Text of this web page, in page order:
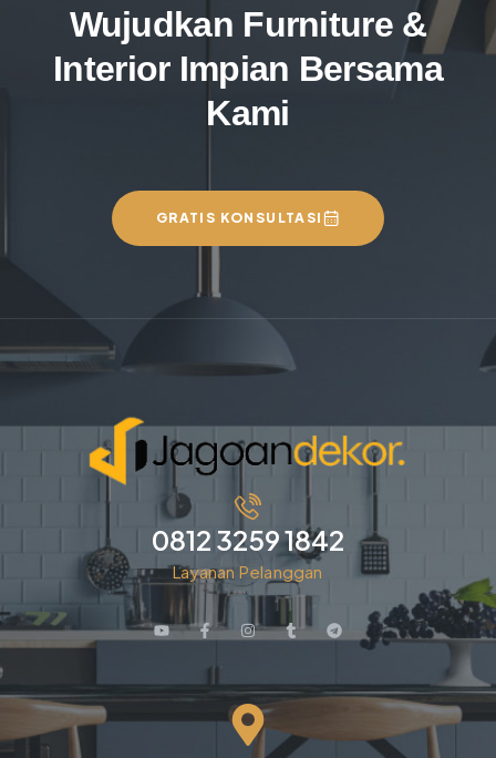
Wujudkan Furniture &
Interior Impian Bersama
Kami
GRATIS KONSULTASI
0812 3259 1842
Layanan Pelanggan